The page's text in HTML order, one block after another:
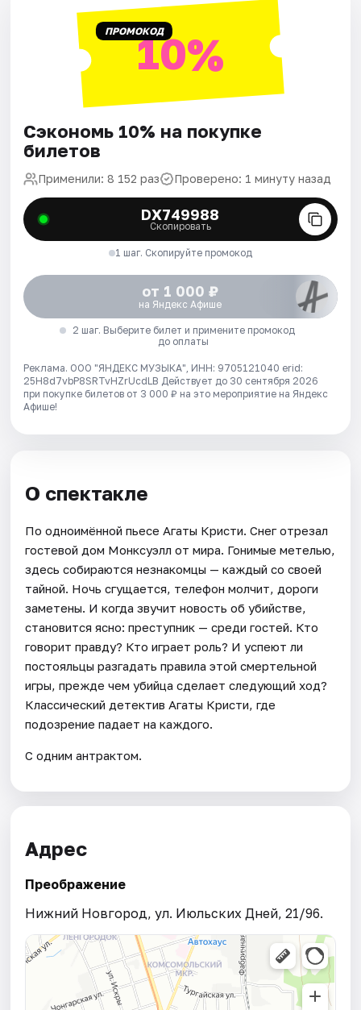
ПРОМОКОД10%
Сэкономь 10% на покупке
билетов
Применили: 8 152 раз Проверено: 1 минуту назад
DX749988
Скопировать
1 шаг. Скопируйте промокод
от 1 000 ₽
на Яндекс Афише
2 шаг. Выберите билет и примените промокод
до оплаты
Реклама. ООО "ЯНДЕКС МУЗЫКА", ИНН: 9705121040 erid:
25H8d7vbP8SRTvHZrUcdLB Действует до 30 сентября 2026
при покупке билетов от 3 000 ₽ на это мероприятие на Яндекс
Афише!
О спектакле
По одноимённой пьесе Агаты Кристи. Снег отрезал
гостевой дом Монксуэлл от мира. Гонимые метелью,
здесь собираются незнакомцы — каждый со своей
тайной. Ночь сгущается, телефон молчит, дороги
заметены. И когда звучит новость об убийстве,
становится ясно: преступник — среди гостей. Кто
говорит правду? Кто играет роль? И успеют ли
постояльцы разгадать правила этой смертельной
игры, прежде чем убийца сделает следующий ход?
Классический детектив Агаты Кристи, где
подозрение падает на каждого.
С одним антрактом.
Адрес
Преображение
Нижний Новгород, ул. Июльских Дней, 21/96.